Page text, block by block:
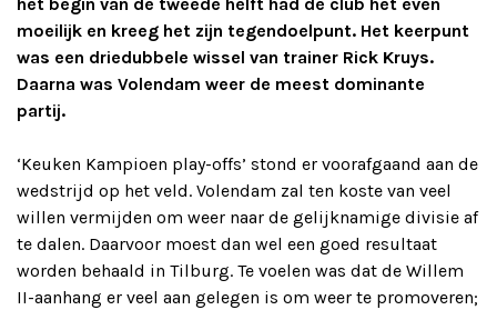
moeilijk en kreeg het zijn tegendoelpunt. Het keerpunt
was een driedubbele wissel van trainer Rick Kruys.
Daarna was Volendam weer de meest dominante
partij.
‘Keuken Kampioen play-offs’ stond er voorafgaand aan de
wedstrijd op het veld. Volendam zal ten koste van veel
willen vermijden om weer naar de gelijknamige divisie af
te dalen. Daarvoor moest dan wel een goed resultaat
worden behaald in Tilburg. Te voelen was dat de Willem
II-aanhang er veel aan gelegen is om weer te promoveren;